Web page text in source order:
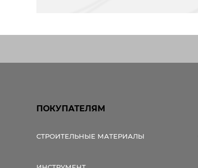
ПОКУПАТЕЛЯМ
СТРОИТЕЛЬНЫЕ МАТЕРИАЛЫ